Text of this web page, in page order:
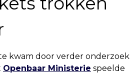
kwam door verder onderzoek
Openbaar Ministerie speelde